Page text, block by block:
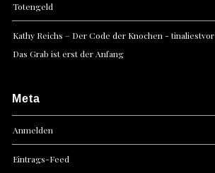
Totengeld
Kathy Reichs – Der Code der Knochen - tinaliestvor
Das Grab ist erst der Anfang
Meta
Anmelden
Eintrags-Feed